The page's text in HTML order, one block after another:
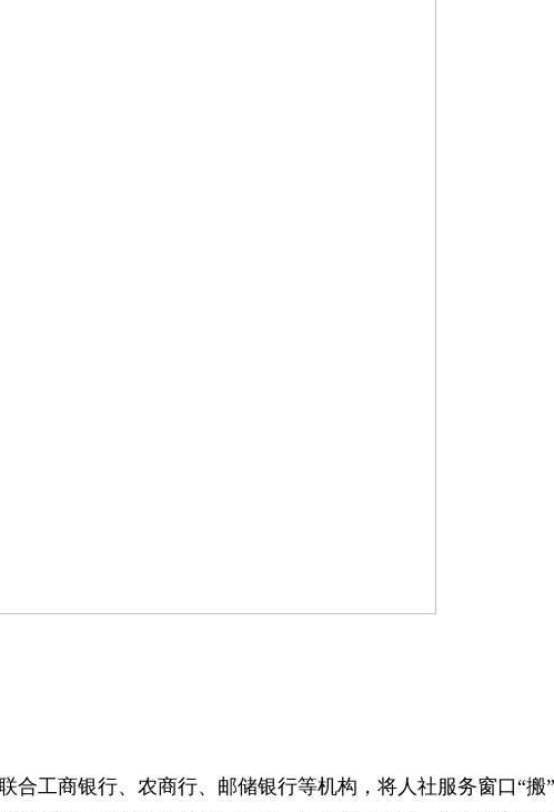
合工商银行、农商行、邮储银行等机构，将人社服务窗口“搬